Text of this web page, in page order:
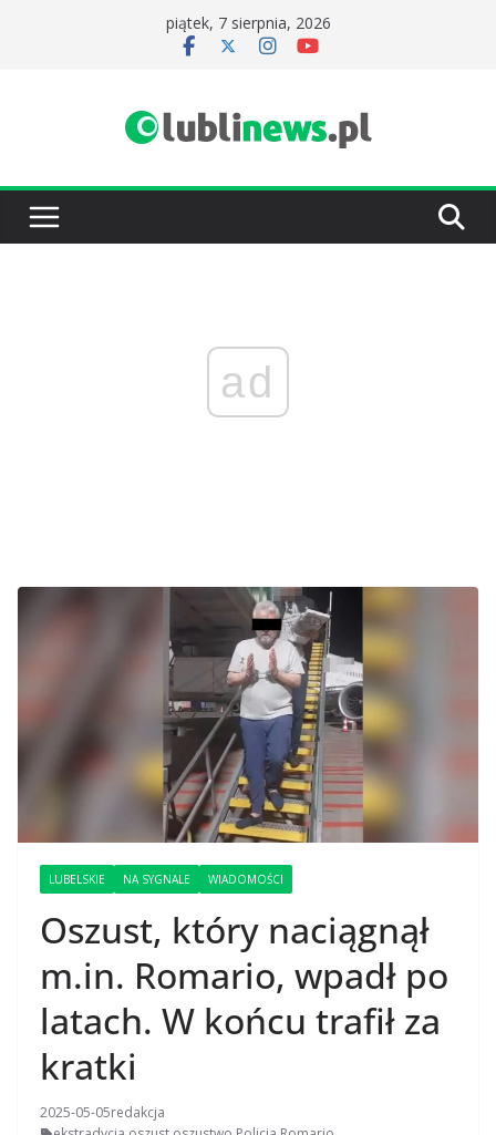
piątek, 7 sierpnia, 2026
ad
LUBELSKIE NA SYGNALE WIADOMOŚCI
Oszust, który naciągnął
m.in. Romario, wpadł po
latach. W końcu trafił za
kratki
2025-05-05redakcja